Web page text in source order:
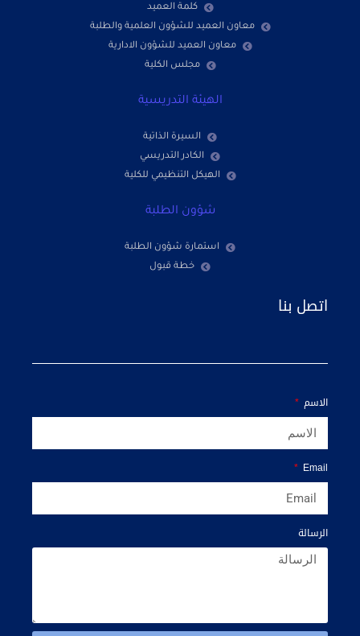
كلمة العميد
معاون العميد للشؤون العلمية والطلبة
معاون العميد للشؤون الادارية
مجلس الكلية
الهيئة التدريسية
السيرة الذاتية
الكادر التدريسي
الهيكل التنظيمي للكلية
شؤون الطلبة
استمارة شؤون الطلبة
خطة قبول
اتصل بنا
الاسم
Email
الرسالة